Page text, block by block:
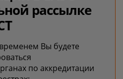
рассылке
Вы будете
по аккредитации